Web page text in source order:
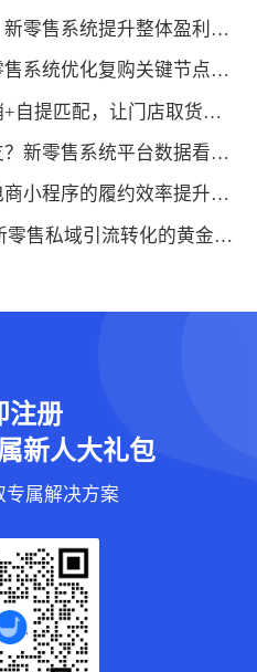
1.零售企业运营成本降低：新零售系统提升整体盈利空间的实施方法
2.用户生命周期深耕：新零售系统优化复购关键节点的操作方式
3.新零售系统平台扫码核销+自提匹配，让门店取货流程高效无差错
4.积分红包营销成本易超支？新零售系统平台数据看板让总部管控更精准
5.即时配送优化：新零售电商小程序的履约效率提升方法
6.礼品券+优惠券+积分：新零售私域引流转化的黄金三角
注册
新人大礼包
专属解决方案